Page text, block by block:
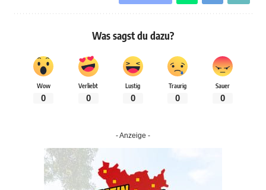
Was sagst du dazu?
Wow
0
Verliebt
0
Lustig
0
Traurig
0
Sauer
0
- Anzeige -